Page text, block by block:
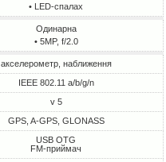
• LED-спалах
Одинарна
• 5MP, f/2.0
акселерометр, наближення
IEEE 802.11 a/b/g/n
v 5
GPS, A-GPS, GLONASS
USB OTG
FM-приймач